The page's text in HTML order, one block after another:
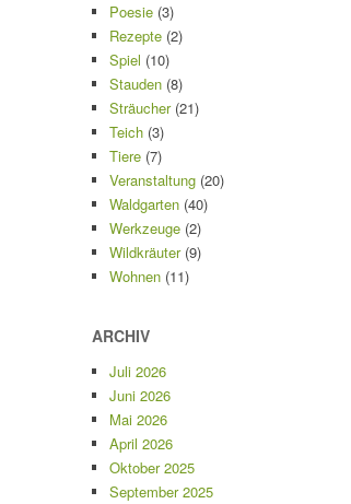
Poesie (3)
Rezepte (2)
Spiel (10)
Stauden (8)
Sträucher(21)
Teich (3)
Tiere (7)
Veranstaltung (20)
Waldgarten (40)
Werkzeuge (2)
Wildkräuter(9)
Wohnen (11)
ARCHIV
Juli 2026
Juni 2026
Mai 2026
April 2026
Oktober 2025
September 2025